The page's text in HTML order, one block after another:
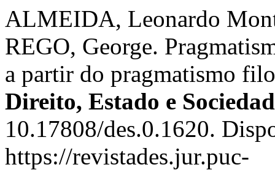
ALMEIDA, Leonardo
REGO, George.
a partir do pragmatismo
Direito, Estado e
10.17808/des.0.1620.
https://revistades.jur.puc-